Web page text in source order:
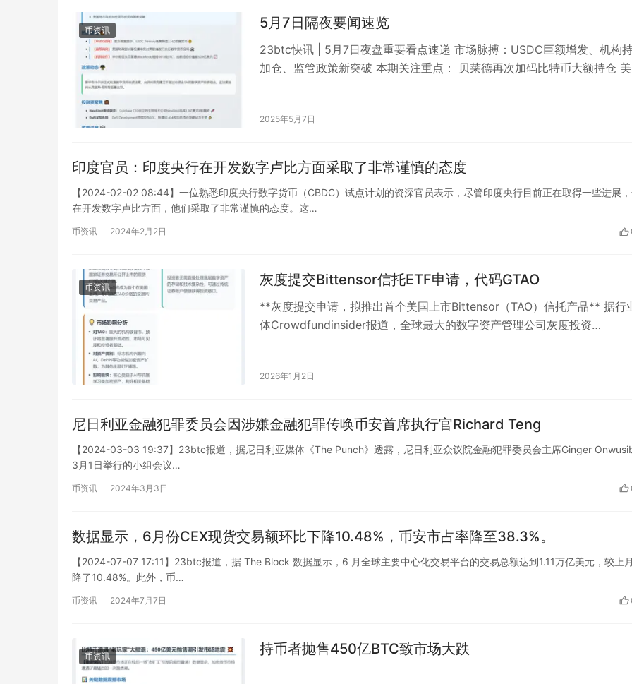
币资讯 5月7日隔夜要闻速览
23btc快讯 | 5月7日夜盘重要看点速递 市场脉搏：USDC巨额增发、机构
加仓、监管政策新突破 本期关注重点： 贝莱德再次加码比特币大额持仓
2025年5月7日
印度官员：印度央行在开发数字卢比方面采取了非常谨慎的态度
【2024-02-02 08:44】一位熟悉印度央行数字货币（CBDC）试点计划的资深官员表示，尽管印度央行目前正在取得一些进展
在开发数字卢比方面，他们采取了非常谨慎的态度。这…
币资讯 2024年2月2日
币资讯 灰度提交Bittensor信托ETF申请，代码GTAO
**灰度提交申请，拟推出首个美国上市Bittensor（TAO）信托产品** 据行
体Crowdfundinsider报道，全球最大的数字资产管理公司灰度投资
2026年1月2日
尼日利亚金融犯罪委员会因涉嫌金融犯罪传唤币安首席执行官Richard Teng
【2024-03-03 19:37】23btc报道，据尼日利亚媒体《The Punch》透露，尼日利亚众议院金融犯罪委员会主席Ginger
3月1日举行的小组会议…
币资讯 2024年3月3日
数据显示，6月份CEX现货交易额环比下降10.48%，币安市占率降至38.3%。
【2024-07-07 17:11】23btc报道，据 The Block 数据显示，6 月全球主要中心化交易平台的交易总额达到1.11万亿美元，较上
降了10.48%。此外，币…
币资讯 2024年7月7日
币资讯 持币者抛售450亿BTC致市场大跌